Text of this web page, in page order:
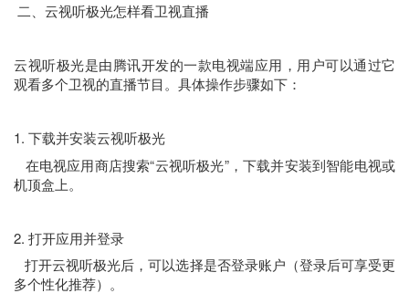
二、云视听极光怎样看卫视直播
云视听极光是由腾讯开发的一款电视端应用，用户可以通过它
观看多个卫视的直播节目。具体操作步骤如下：
1. 下载并安装云视听极光
在电视应用商店搜索“云视听极光”，下载并安装到智能电视或
机顶盒上。
2. 打开应用并登录
打开云视听极光后，可以选择是否登录账户（登录后可享受更
多个性化推荐）。